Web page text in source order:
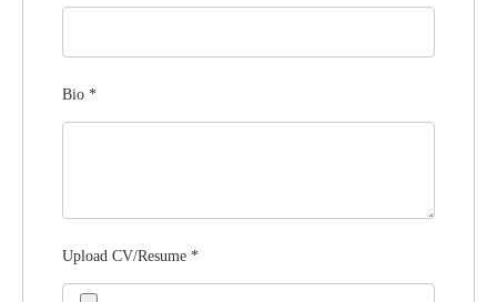
Bio *
Upload CV/Resume *